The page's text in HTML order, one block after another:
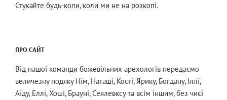
Стукайте будь-коли, коли ми не на розкопі.
ПРО САЙТ
Від нашої команди божевільних арехологів передаємо
величезну подяку Нім, Наташі, Кості, Ярику, Богдану, Іллі,
Аїду, Еллі, Хоші, Брауні, Сеялевксу та всім іншим, без чиєї